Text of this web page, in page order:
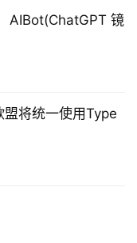
AIBot(ChatGPT 镜
盟将统一使用Type